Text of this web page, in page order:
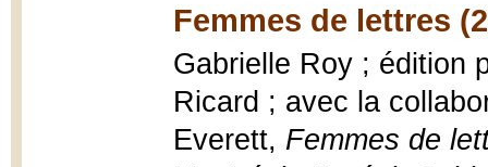
Femmes de lettres
Gabrielle Roy ; édition
Ricard ; avec la
Everett, Femmes de